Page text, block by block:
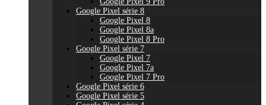
Google Pixel série 8
Google Pixel 8
Google Pixel 8a
Google Pixel 8 Pro
Google Pixel série 7
Google Pixel 7
Google Pixel 7a
Google Pixel 7 Pro
Google Pixel série 6
Google Pixel série 5